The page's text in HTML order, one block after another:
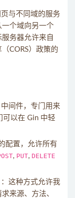
与不同域的服务
个域向另一个
务器允许来自
CORS）政策的
间件，专门用来
可以在 Gin 中轻
配置，允许所有
, PUT, DELETE
：这种方式允许我
来源、方法、